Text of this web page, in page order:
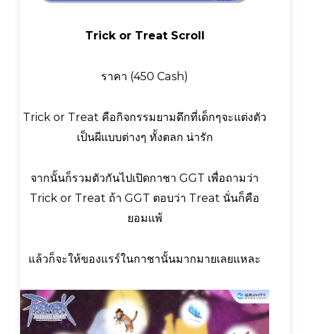
Trick or Treat Scroll
ราคา (450 Cash)
Trick or Treat คือกิจกรรมยามดึกที่เด็กๆจะแต่งตัว
เป็นผีแบบต่างๆ ทั้งตลก น่ารัก
จากนั้นก็รวมตัวกันไปเปิดกาชา GGT เพื่อถามว่า
Trick or Treat ถ้า GGT ตอบว่า Treat นั่นก็คือ
ยอมแพ้
แล้วก็จะให้ของแรร์ในกาชานั้นมากมายเลยแหละ